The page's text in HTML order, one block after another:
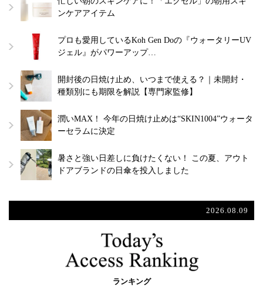
ンケアアイテム
プロも愛用しているKoh Gen Doの『ウォータリーUV
ジェル』がパワーアップ…
開封後の日焼け止め、いつまで使える？｜未開封・
種類別にも期限を解説【専門家監修】
潤いMAX！ 今年の日焼け止めは“SKIN1004”ウォータ
ーセラムに決定
暑さと強い日差しに負けたくない！ この夏、アウト
ドアブランドの日傘を投入しました
2026.08.09
ランキング